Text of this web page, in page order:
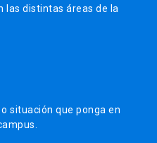
las distintas áreas de la
situación que ponga en